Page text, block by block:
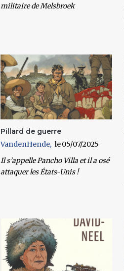
militaire de Melsbroek
Pillard de guerre
VandenHende
05/07/2025
Il s’appelle Pancho Villa et il a osé
attaquer les États-Unis !